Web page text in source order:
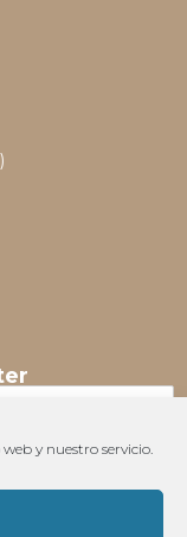
y nuestro servicio.